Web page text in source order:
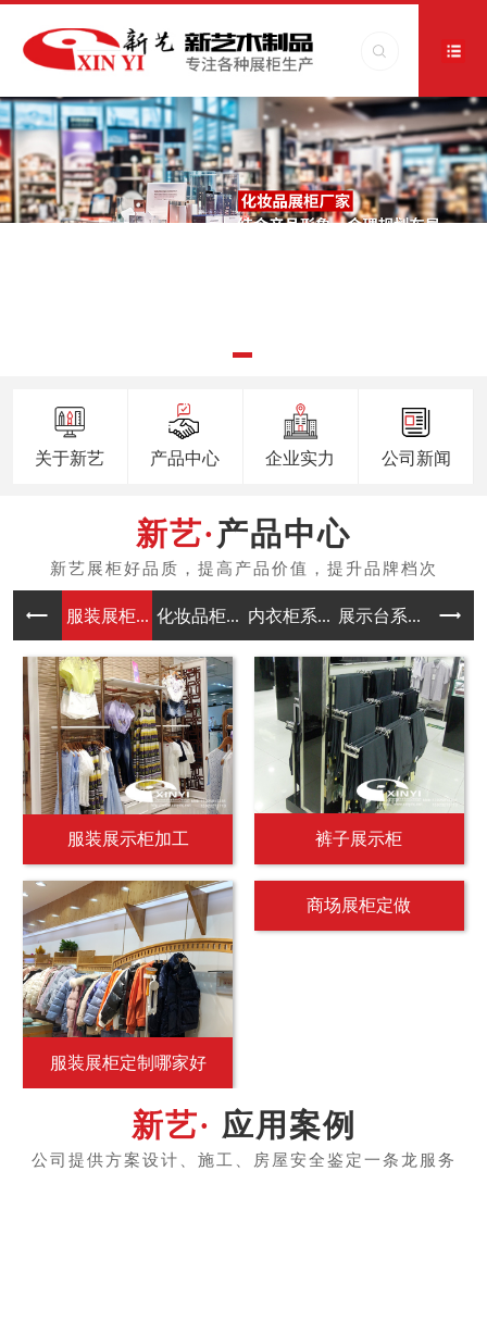
关于新艺 产品中心 企业实力 公司新闻
产品中心
服装展柜... 化妆品柜... 内衣柜系... 展示台系... 中岛
服装展示柜加工 裤子展示柜
服装展柜定制哪家好
商场展柜定做
应用案例